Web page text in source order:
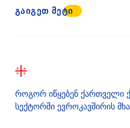
ᲒᲐᲘᲒᲔᲗ ᲛᲔᲢᲘ
როგორ იწყებენ ქართველი
სექტორში ევროკავშირის